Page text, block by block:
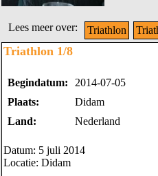
Lees meer over: Triathlon
Triathlon 1/8
Begindatum:
2014-07-05
Plaats:
Didam
Land:
Nederland
Datum: 5 juli 2014
Locatie: Didam